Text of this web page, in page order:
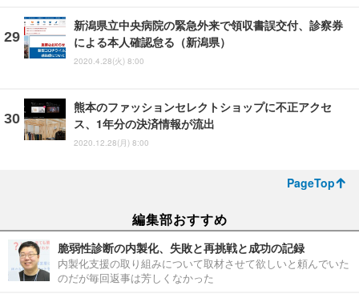
新潟県立中央病院の緊急外来で領収書誤交付、診察券
による本人確認怠る（新潟県）
2020.4.28(火) 8:00
熊本のファッションセレクトショップに不正アクセ
ス、1年分の決済情報が流出
2020.12.28(月) 8:00
PageTop
編集部おすすめ
脆弱性診断の内製化、失敗と再挑戦と成功の記録
内製化支援の取り組みについて取材させて欲しいと頼んでいた
のだが毎回返事は芳しくなかった